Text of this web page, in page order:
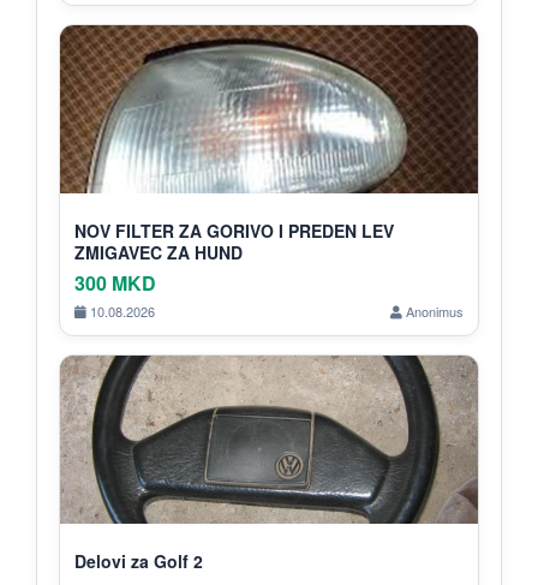
NOV FILTER ZA GORIVO I PREDEN LEV
ZMIGAVEC ZA HUND
300 MKD
10.08.2026 Anonimus
Delovi za Golf 2